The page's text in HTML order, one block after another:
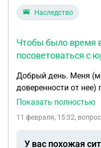
Наследство
Чтобы было время
посоветоваться с
Добрый день. Меня
доверенности от нее)
привлеченное
еще летом, я ездил
Показать полностью
11 февраля, 15:32,
У вас похожая